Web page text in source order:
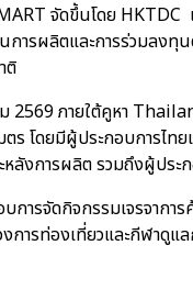
จัดขึ้นโดย HKTDC
ารผลิตและการร่วมลง
ติ
2569 ภายใต้คูหา
โดยมีผู้ประกอบการไ
งการผลิต รวมถึงผู้ประ
การจัดกิจกรรมเจรจา
รท่องเที่ยวและกีฬาดูแ